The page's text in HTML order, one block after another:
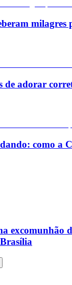
milagres
de adorar
como a
excomunhão